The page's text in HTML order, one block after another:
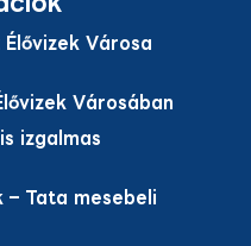
Városa
Városában
izgalmas
– Tata mesebeli